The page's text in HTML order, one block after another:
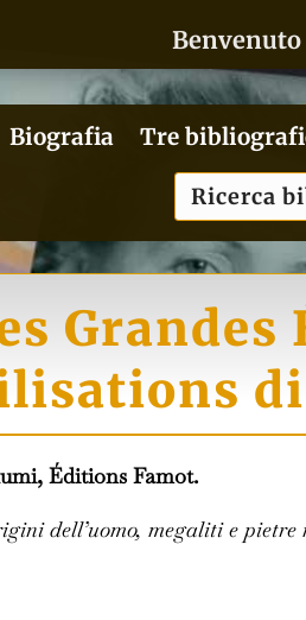
Benvenuto
Biografia Tre
Grandes
Éditions Famot.
dell’uomo, megaliti e pietre